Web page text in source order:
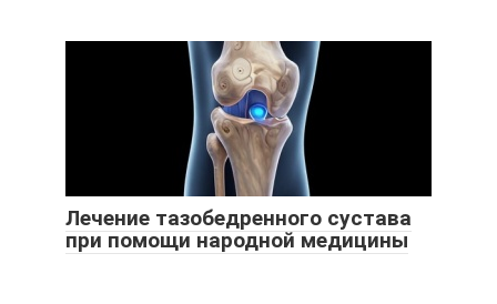
Лечение тазобедренного сустава
при помощи народной медицины